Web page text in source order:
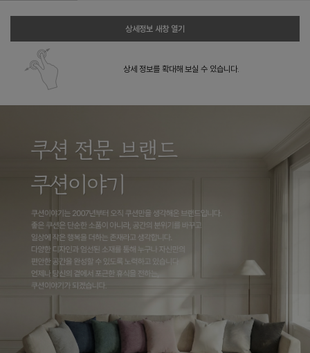
상세정보 새창 열기
상세 정보를 확대해 보실 수 있습니다.